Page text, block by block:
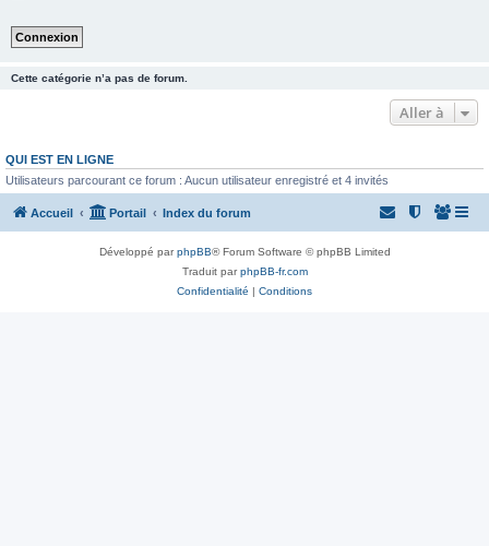
Cette catégorie n’a pas de forum.
Aller à
QUI EST EN LIGNE
Utilisateurs parcourant ce forum : Aucun utilisateur enregistré et 4 invités
Accueil Portail Index du forum
Développé parphpBB® Forum Software © phpBB Limited
Traduit parphpBB-fr.com
Confidentialité | Conditions